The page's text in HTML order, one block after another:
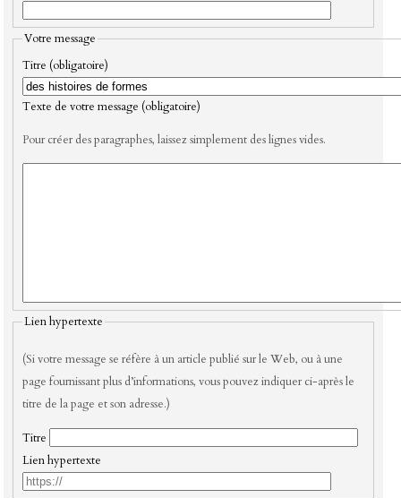
Votre message
Titre (obligatoire)
Texte de votre message (obligatoire)
Pour créer des paragraphes, laissez simplement des lignes vides.
Lien hypertexte
(Si votre message se réfère à un article publié sur le Web, ou à une
page fournissant plus d’informations, vous pouvez indiquer ci-après le
titre de la page et son adresse.)
Titre
Lien hypertexte